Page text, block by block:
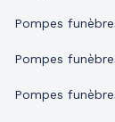
Pompes
Pompes
Pompes